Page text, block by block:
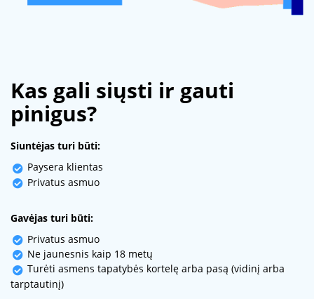
Kas gali siųsti ir gauti
pinigus?
Siuntėjas turi būti:
Paysera klientas
Privatus asmuo
Gavėjas turi būti:
Privatus asmuo
Ne jaunesnis kaip 18 metų
Turėti asmens tapatybės kortelę arba pasą (vidinį arba
tarptautinį)